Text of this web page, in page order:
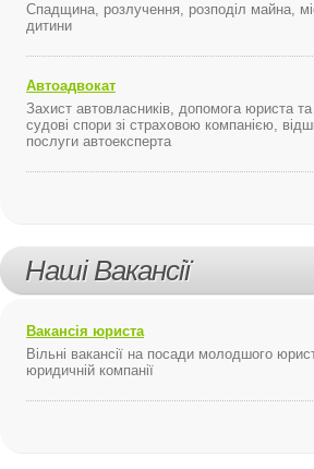
Спадщина, розлучення, розподіл майна,
дитини
Автоадвокат
Захист автовласників, допомога юриста
судові спори зі страховою компанією,
послуги автоексперта
Наші Вакансії
Вакансія юриста
Вільні вакансії на посади молодшого
юридичній компанії